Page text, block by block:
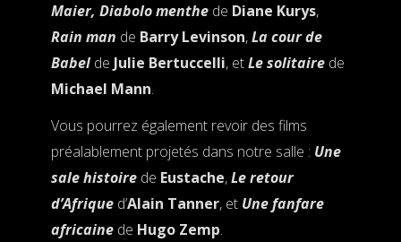
Maier, Diabolo menthede Diane Kurys,
Rain man de Barry Levinson,La cour de
Babelde Julie Bertuccelli, etLe solitaire de
Michael Mann.
Vous pourrez également revoir des films
préalablement projetés dans notre salle : Une
sale histoirede Eustache,Le retour
d’Afriqued’Alain Tanner, et Une fanfare
africainede Hugo Zemp.